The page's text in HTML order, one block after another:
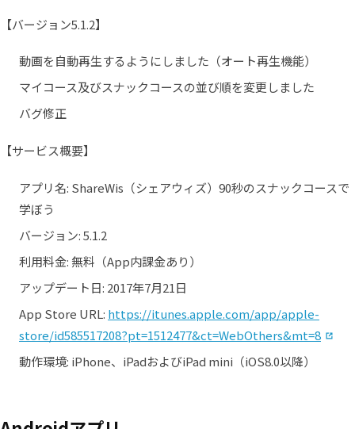
【バージョン5.1.2】
動画を自動再生するようにしました（オート再生機能）
マイコース及びスナックコースの並び順を変更しました
バグ修正
【サービス概要】
アプリ名: ShareWis（シェアウィズ）90秒のスナックコースで
学ぼう
バージョン: 5.1.2
利用料金: 無料（App内課金あり）
アップデート日: 2017年7月21日
App Store URL: https://itunes.apple.com/app/apple-
store/id585517208?pt=1512477&ct=WebOthers&mt=8
動作環境: iPhone、iPadおよびiPad mini（iOS8.0以降）